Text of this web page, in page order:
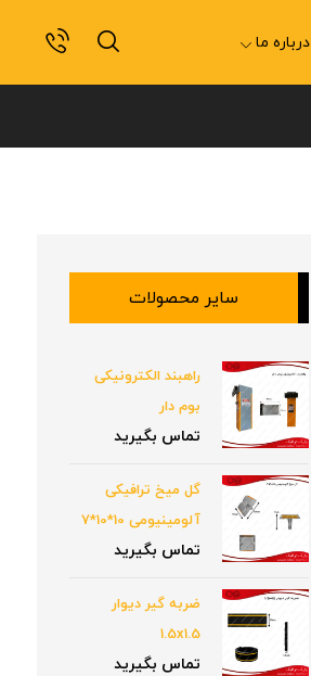
درباره ما
سایر محصولات
راهبند الکترونیکی
بوم دار
تماس بگیرید
گل میخ ترافیکی
آلومینیومی 10*10*7
تماس بگیرید
ضربه گیر دیوار
1.5x1.5
تماس بگیرید